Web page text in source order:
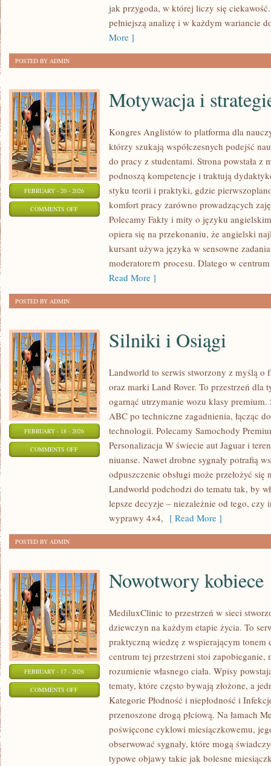
MUZYCZNA
jak przygoda, w której liczy się
pełniejszą analizę i w każdym wariancie
More ]
POSTED BY ADMIN
FEBRUARY - 20 - 2026
COMMENTS OFFON
MOTYWACJA
STRATEGIE
Motywacja i
Kongres Anglistów to platforma dla
którzy szukają współczesnych podejść
do pracy z studentami. Strona powstała z
podnoszą kompetencje i traktują
styku teorii i praktyki, gdzie
komfort pracy zarówno prowadzących
Polecamy Fakty i mity o języku
opiera się na przekonaniu, że angielski
kursant używa języka w sensowne
moderatoreｍ procesu. Dlatego w
Read More ]
POSTED BY ADMIN
FEBRUARY - 18 - 2026
COMMENTS OFFON
Silniki i Osiągi
Landworld to serwis stworzony z myślą o
oraz marki Land Rover. To przestrzeń dla
ogarnąć utrzymanie wozu klasy
ABC po techniczne zagadnienia, łącząc
technologii. Polecamy Samochody
Personalizacja W świecie aut Jaguar i
niuanse. Nawet drobne sygnały potrafią
odpuszczenie obsługi może przełożyć
Landworld podchodzi do tematu tak, by
lepsze decyzje – niezależnie od tego, czy
wyprawy 4×4, [ Read More ]
POSTED BY ADMIN
FEBRUARY - 17 - 2026
COMMENTS OFFON
NOWOTWORY
Nowotwory kobiece
MediluxClinic to przestrzeń w sieci
dziewczyn na każdym etapie życia. To
praktyczną wiedzę z wspierającym
centrum tej przestrzeni stoi zapobieganie,
rozumienie własnego ciała. Wpisy
tematy, które często bywają złożone, a
Kategorie Płodność i niepłodność i
przenoszone drogą płciową. Na łamach
poświęcone cyklowi miesiączkowemu,
obserwować sygnały, które mogą
typowe objawy takie jak bolesne